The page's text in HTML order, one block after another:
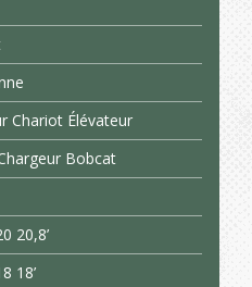
Chariot Élévateur
Bobcat
20,8’
18’